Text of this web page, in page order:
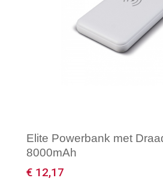
Elite Powerbank met
8000mAh
€ 12,17